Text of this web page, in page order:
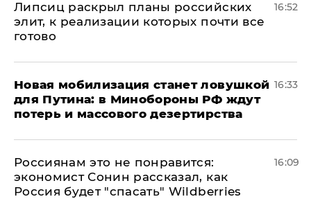
Липсиц раскрыл планы российских
элит, к реализации которых почти все
готово
16:52
​Новая мобилизация станет ловушкой
для Путина: в Минобороны РФ ждут
потерь и массового дезертирства
16:33
Россиянам это не понравится:
экономист Сонин рассказал, как
Россия будет "спасать" Wildberries
16:09